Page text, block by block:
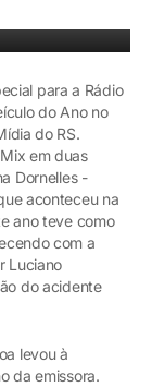
para a Rádio
do Ano no
do RS.
em duas
Dornelles -
aconteceu na
ano teve como
com a
Luciano
do acidente
levou à
da emissora.